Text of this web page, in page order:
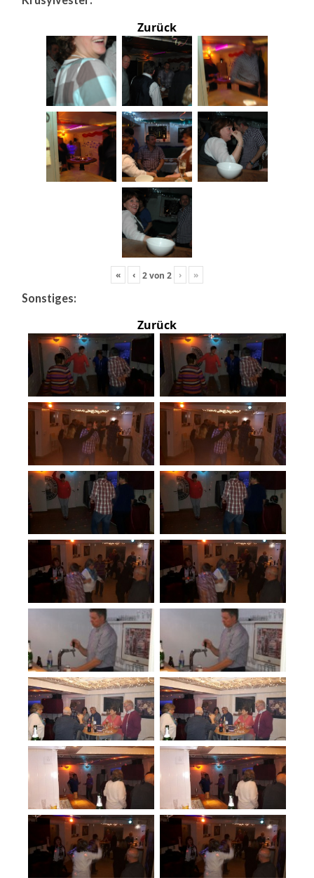
Zurück
« ‹ 2von 2 › »
Sonstiges:
Zurück